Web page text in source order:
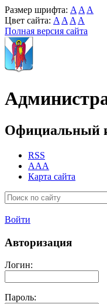
Размер шрифта: A A A
Цвет сайта: A A A A
Полная версия сайта
Официальный
RSS
AAA
Карта сайта
Войти
Авторизация
Логин:
Пароль: